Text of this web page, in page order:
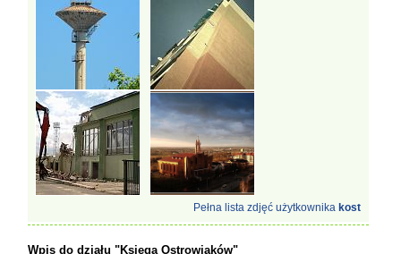
Pełna lista zdjęć użytkownika kost
Wpis do działu "Księga Ostrowiaków"